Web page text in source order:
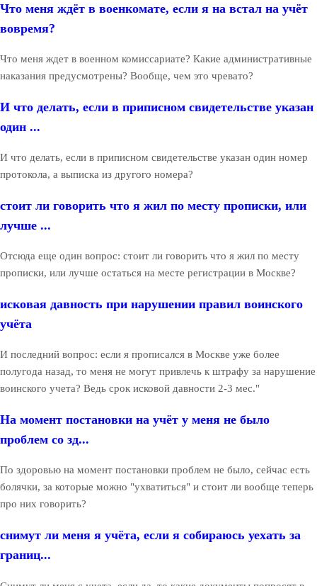
Что меня ждёт в военкомате, если я на встал на учёт
вовремя?
Что меня ждет в военном комиссариате? Какие административные
наказания предусмотрены? Вообще, чем это чревато?
И что делать, если в приписном свидетельстве указан
один ...
И что делать, если в приписном свидетельстве указан один номер
протокола, а выписка из другого номера?
стоит ли говорить что я жил по месту прописки, или
лучше ...
Отсюда еще один вопрос: стоит ли говорить что я жил по месту
прописки, или лучше остаться на месте регистрации в Москве?
исковая давность при нарушении правил воинского
учёта
И последний вопрос: если я прописался в Москве уже более
полугода назад, то меня не могут привлечь к штрафу за нарушение
воинского учета? Ведь срок исковой давности 2-3 мес."
На момент постановки на учёт у меня не было
проблем со зд...
По здоровью на момент постановки проблем не было, сейчас есть
болячки, за которые можно "ухватиться" и стоит ли вообще теперь
про них говорить?
снимут ли меня я учёта, если я собираюсь уехать за
границ...